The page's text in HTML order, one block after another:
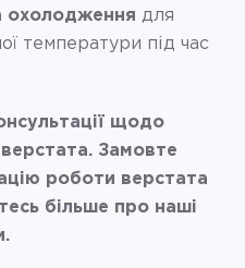
охолодження для
температури під час
щодо
Замовте
роботи верстата
більше про наші